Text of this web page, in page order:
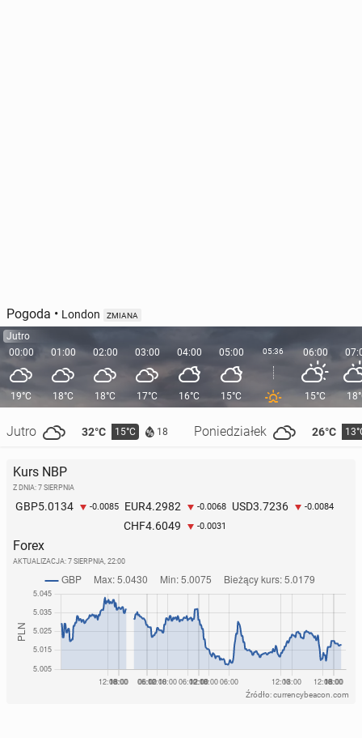
Pogoda • London ZMIANA
Jutro
00:00
19°C
Jutro 32°C 15°C 18 Poniedziałek 26°C
01:00
18°C
02:00
18°C
03:00
17°C
04:00
16°C
05:00
15°C
05:36 06:00
15°C
Kurs NBP
Z DNIA: 7 SIERPNIA
GBP5.0134 -0.0085 EUR4.2982 -0.0068 USD3.7236 -0.0084
CHF4.6049 -0.0031
Forex
AKTUALIZACJA: 7 SIERPNIA, 22:00
Źródło: currencybeacon.com